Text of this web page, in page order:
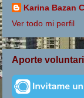
Karina Bazan
Ver todo mi perfil
Aporte